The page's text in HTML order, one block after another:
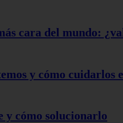
cara del mundo:
y cómo cuidarlos
y cómo solucionarlo